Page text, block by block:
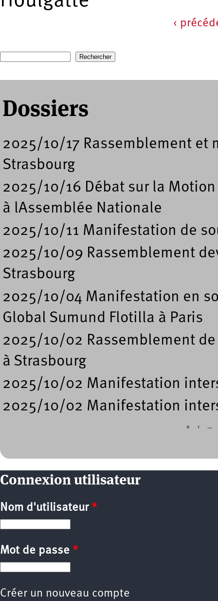
‹
Formulaire de recherche
Dossiers
2025/10/17 Rassemblement et
Strasbourg
2025/10/16 Débat sur la
à lAssemblée Nationale
2025/10/11 Manifestation de
2025/10/09 Rassemblement
Strasbourg
2025/10/04 Manifestation en
Global Sumund Flotilla à Paris
2025/10/02 Rassemblement
à Strasbourg
2025/10/02 Manifestation
2025/10/02 Manifestation
« ‹ …
Connexion utilisateur
Nom d'utilisateur *
Mot de passe *
Créer un nouveau compte